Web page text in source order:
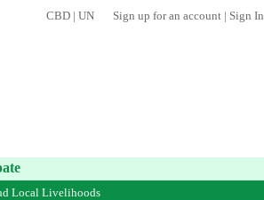
Sign up for an account | Sign In
CBD | UN
Local Livelihoods